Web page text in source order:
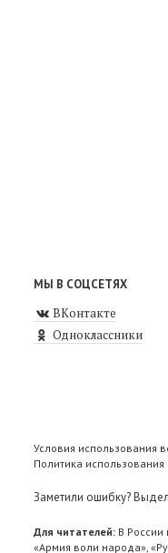
МЫ В СОЦСЕТЯХ
ВКонтакте
Одноклассники
Условия использования
Политика использования
Заметили ошибку?
Для читателей: В России
«Армия воли народа»,